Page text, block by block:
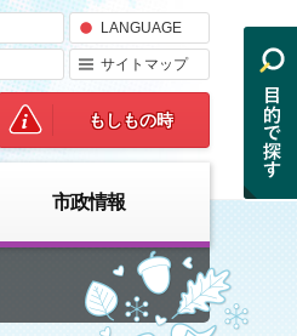
LANGUAGE
サイトマップ
もしもの時
市政情報